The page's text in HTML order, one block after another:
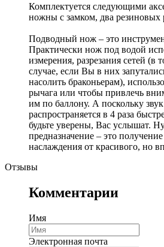
Комплектуется следующими
ножны с замком, два резиновых
Подводный нож – это
Практически нож под водой
измерения, разрезания сетей (в
случае, если Вы в них
насолить браконьерам),
рычага или чтобы привлечь
им по баллону. А поскольку
распространяется в 4 раза
будьте уверены, Вас услышат.
предназначение – это получение
наслаждения от красивого, но
Отзывы
Комментарии
Имя
Электронная почта